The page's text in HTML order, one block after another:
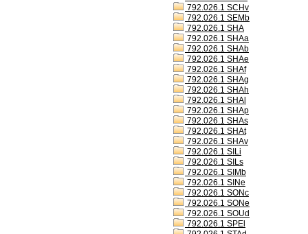
792.026.1 SCHv
792.026.1 SEMb
792.026.1 SHA
792.026.1 SHAa
792.026.1 SHAb
792.026.1 SHAe
792.026.1 SHAf
792.026.1 SHAg
792.026.1 SHAh
792.026.1 SHAl
792.026.1 SHAp
792.026.1 SHAs
792.026.1 SHAt
792.026.1 SHAv
792.026.1 SILi
792.026.1 SILs
792.026.1 SIMb
792.026.1 SINe
792.026.1 SONc
792.026.1 SONe
792.026.1 SOUd
792.026.1 SPEl